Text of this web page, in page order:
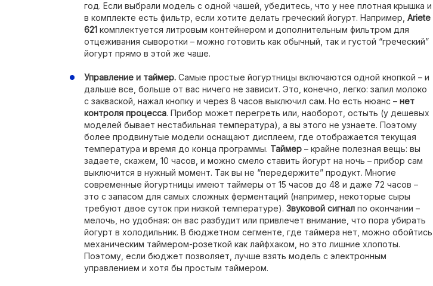
год. Если выбрали модель с одной чашей, убедитесь, что у нее плотная крышка и
в комплекте есть фильтр, если хотите делать греческий йогурт. Например, Ariete
621 комплектуется литровым контейнером и дополнительным фильтром для
отцеживания сыворотки – можно готовить как обычный, так и густой “греческий”
йогурт прямо в этой же чаше.
Управление и таймер. Самые простые йогуртницы включаются одной кнопкой – и
дальше все, больше от вас ничего не зависит. Это, конечно, легко: залил молоко
с закваской, нажал кнопку и через 8 часов выключил сам. Но есть нюанс – нет
контроля процесса. Прибор может перегреть или, наоборот, остыть (у дешевых
моделей бывает нестабильная температура), а вы этого не узнаете. Поэтому
более продвинутые модели оснащают дисплеем, где отображается текущая
температура и время до конца программы. Таймер – крайне полезная вещь: вы
задаете, скажем, 10 часов, и можно смело ставить йогурт на ночь – прибор сам
выключится в нужный момент. Так вы не “передержите” продукт. Многие
современные йогуртницы имеют таймеры от 15 часов до 48 и даже 72 часов –
это с запасом для самых сложных ферментаций (например, некоторые сыры
требуют двое суток при низкой температуре). Звуковой сигнал по окончании –
мелочь, но удобная: он вас разбудит или привлечет внимание, что пора убирать
йогурт в холодильник. В бюджетном сегменте, где таймера нет, можно обойтись
механическим таймером-розеткой как лайфхаком, но это лишние хлопоты.
Поэтому, если бюджет позволяет, лучше взять модель с электронным
управлением и хотя бы простым таймером.